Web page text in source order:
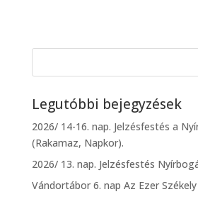
Legutóbbi bejegyzések
2026/ 14-16. nap. Jelzésfestés a
(Rakamaz, Napkor).
2026/ 13. nap. Jelzésfestés
Vándortábor 6. nap Az Ezer